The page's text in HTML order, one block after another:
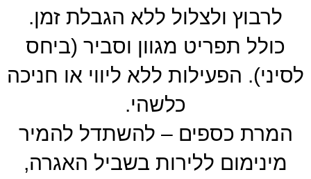
לרבוץ ולצלול ללא הגבלת זמן.
כולל תפריט מגוון וסביר (ביחס
לסיני). הפעילות ללא ליווי או חניכה
כלשהי.
המרת כספים – להשתדל להמיר
מינימום ללירות בשביל האגרה,